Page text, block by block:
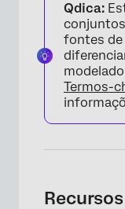
Qdica:
fontes de
Termos-